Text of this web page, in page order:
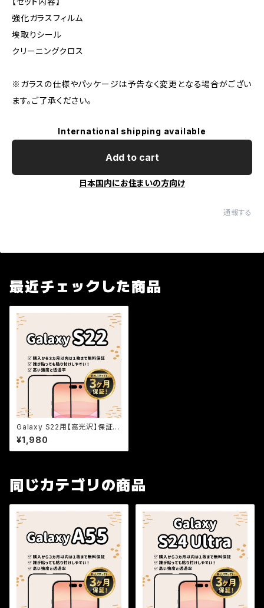
強化ガラスフィルム
埃取りシール
クリーニングクロス
※ガラスの仕様やパッケージは予告なく変更となる場合がござい
ます。ご了承ください。
International shipping available
Add to cart
日本国内にお住まいの方向け
通報する
最近チェックした商品
Galaxy S22用【高光沢】保証付
きガラスフィルム『鎧』全面フルカ
バー
¥1,980
同じカテゴリの商品